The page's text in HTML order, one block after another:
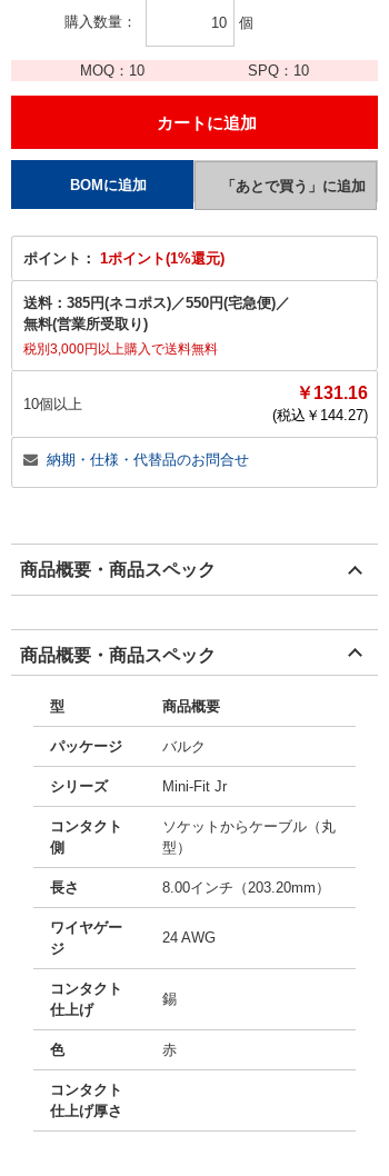
購入数量 個
MOQ： 10 SPQ： 10
ポイント： 1ポイント(1%還元)
送料： 385円(ネコポス)／550円(宅急便)／
無料(営業所受取り)
税別3,000円以上購入で送料無料
10個以上
￥131.16
(税込￥ 144.27)
納期・仕様・代替品のお問合せ
商品概要・商品スペック
商品概要・商品スペック
型 商品概要
パッケージ バルク
シリーズ Mini-Fit Jr
コンタクト
側
ソケットからケーブル（丸
型）
長さ 8.00インチ（203.20mm）
ワイヤゲー
ジ
24 AWG
コンタクト
仕上げ
錫
色 赤
コンタクト
仕上げ厚さ